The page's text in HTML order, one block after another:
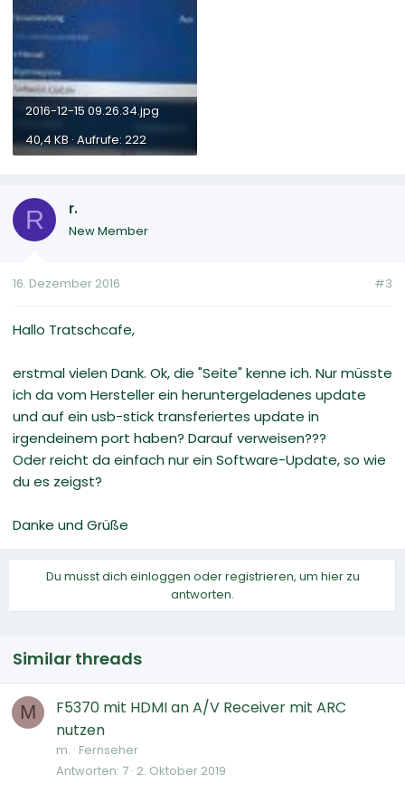
2016-12-15 09.26.34.jpg
40,4 KB · Aufrufe: 222
R r.
New Member
16. Dezember 2016 #3
Hallo Tratschcafe,
erstmal vielen Dank. Ok, die "Seite" kenne ich. Nur müsste
ich da vom Hersteller ein heruntergeladenes update
und auf ein usb-stick transferiertes update in
irgendeinem port haben? Darauf verweisen???
Oder reicht da einfach nur ein Software-Update, so wie
du es zeigst?
Danke und Grüße
Du musst dich einloggen oder registrieren, um hier zu
antworten.
Similar threads
M
F5370 mit HDMI an A/V Receiver mit ARC
nutzen
m. Fernseher
Antworten 7 2. Oktober 2019